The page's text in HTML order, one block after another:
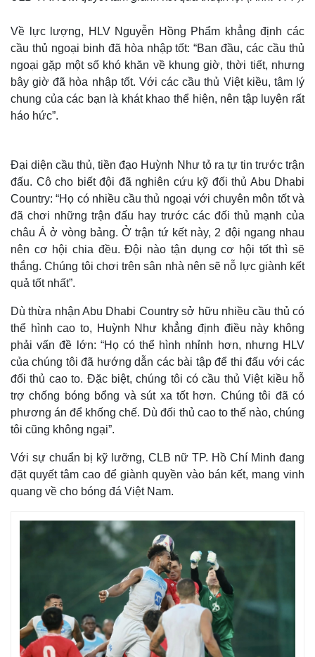
Thế giới
Quan sát
Cuộc sống đó đây
Multimedia
Video
Ảnh
Về lực lượng, HLV Nguyễn Hồng Phẩm khẳng định các
cầu thủ ngoại binh đã hòa nhập tốt: “Ban đầu, các cầu thủ
ngoại gặp một số khó khăn về khung giờ, thời tiết, nhưng
bây giờ đã hòa nhập tốt. Với các cầu thủ Việt kiều, tâm lý
chung của các bạn là khát khao thể hiện, nên tập luyện rất
háo hức”.
Đại diện cầu thủ, tiền đạo Huỳnh Như tỏ ra tự tin trước trận
đấu. Cô cho biết đội đã nghiên cứu kỹ đối thủ Abu Dhabi
Country: “Họ có nhiều cầu thủ ngoại với chuyên môn tốt và
đã chơi những trận đấu hay trước các đối thủ mạnh của
châu Á ở vòng bảng. Ở trận tứ kết này, 2 đội ngang nhau
nên cơ hội chia đều. Đội nào tận dụng cơ hội tốt thì sẽ
thắng. Chúng tôi chơi trên sân nhà nên sẽ nỗ lực giành kết
quả tốt nhất”.
Dù thừa nhận Abu Dhabi Country sở hữu nhiều cầu thủ có
thể hình cao to, Huỳnh Như khẳng định điều này không
phải vấn đề lớn: “Họ có thể hình nhỉnh hơn, nhưng HLV
của chúng tôi đã hướng dẫn các bài tập để thi đấu với các
đối thủ cao to. Đặc biệt, chúng tôi có cầu thủ Việt kiều hỗ
trợ chống bóng bổng và sút xa tốt hơn. Chúng tôi đã có
phương án để khống chế. Dù đối thủ cao to thế nào, chúng
tôi cũng không ngại”.
Với sự chuẩn bị kỹ lưỡng, CLB nữ TP. Hồ Chí Minh đang
đặt quyết tâm cao để giành quyền vào bán kết, mang vinh
quang về cho bóng đá Việt Nam.